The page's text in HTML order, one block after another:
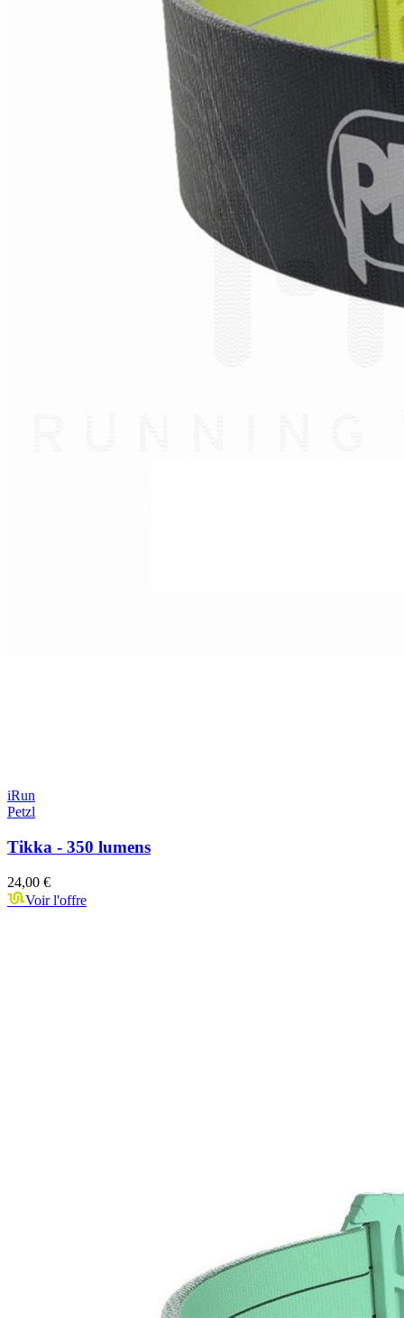
iRun
Petzl
Tikka - 350 lumens
24,00 €
Voir l'offre